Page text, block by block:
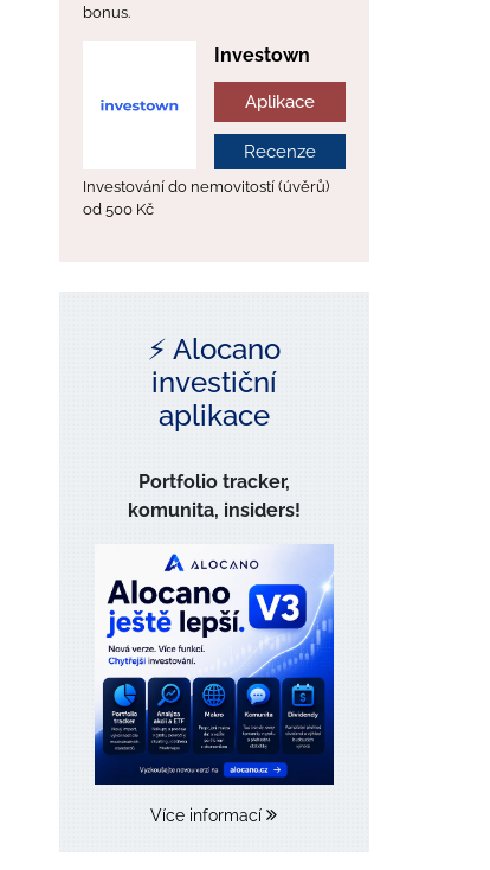
bonus.
Investown
Aplikace
Recenze
Investování do nemovitostí (úvěrů)
od 500 Kč
⚡️ Alocano
investiční
aplikace
Portfolio tracker,
komunita, insiders!
Více informací